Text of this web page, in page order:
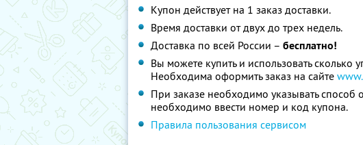
Купон действует на 1 заказ доставки.
Время доставки от двух до трех недель.
Доставка по всей России – бесплатно!
Вы можете купить и использовать сколько
Необходима оформить заказ на сайте
При заказе необходимо указывать
необходимо ввести номер и код купона.
Правила пользования сервисом